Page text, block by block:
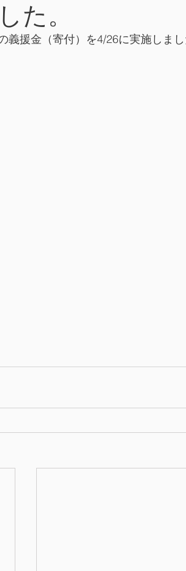
た。
義援金（寄付）を4/26に実施しまし